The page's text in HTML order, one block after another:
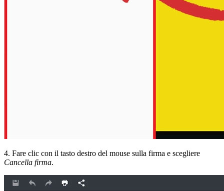
4. Fare clic con il tasto destro del mouse sulla firma e scegliere
Cancella firma.